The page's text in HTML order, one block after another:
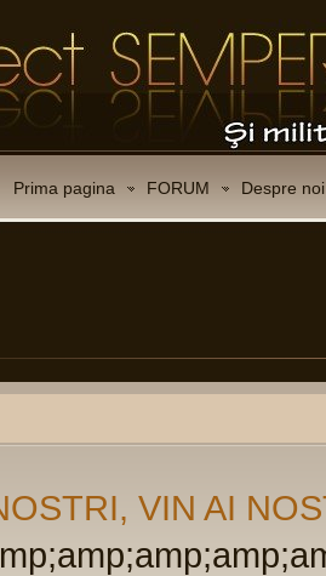
Prima pagina FORUM Despre noi
VIN AI